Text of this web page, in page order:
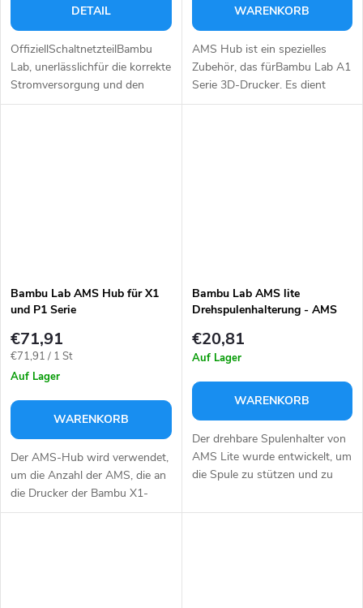
DETAIL
OffiziellSchaltnetzteilBambu
Lab, unerlässlichfür die korrekte
Stromversorgung und den
gleichzeitigen Betrieb mehrerer
WARENKORB
AMS Hub ist ein spezielles
Zubehör, das fürBambu Lab A1
Serie 3D-Drucker. Es dient
alszentrale
Bambu Lab AMS Hub für X1
und P1 Serie
€71,91
Verkaufspreis:
€71,91 / 1 St
Auf Lager
WARENKORB
Der AMS-Hub wird verwendet,
um die Anzahl der AMS, die an
die Drucker der Bambu X1-
Serie angeschlossen sind, von
Bambu Lab AMS lite
Drehspulenhalterung - AMS
€20,81
Auf Lager
WARENKORB
Der drehbare Spulenhalter von
AMS Lite wurde entwickelt, um
die Spule zu stützen und zu
befestigt ist. Jeder Spulenhalter